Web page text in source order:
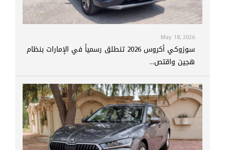
May 18, 2026
سوزوكي أكروس 2026 تنطلق رسمياً في الإمارات بنظام
هجين واقتص...